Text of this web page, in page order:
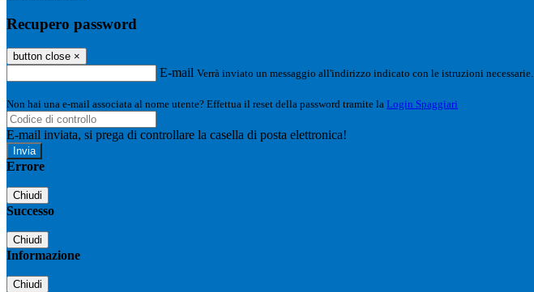
Recupero password
button close ×
E-mail Verrà inviato un messaggio all'indirizzo indicato con le istruzioni necessarie.
Non hai una e-mail associata al nome utente? Effettua il reset della password tramite la Login Spaggiari
E-mail inviata, si prega di controllare la casella di posta elettronica!
Errore
Chiudi
Successo
Chiudi
Informazione
Chiudi